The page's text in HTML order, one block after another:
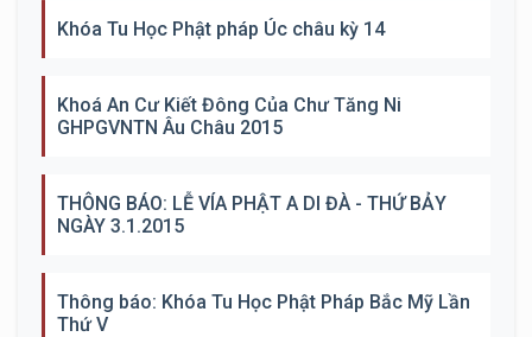
Khóa Tu Học Phật pháp Úc châu kỳ 14
Khoá An Cư Kiết Đông Của Chư Tăng Ni
GHPGVNTN Âu Châu 2015
THÔNG BÁO: LỄ VÍA PHẬT A DI ĐÀ - THỨ BẢY
NGÀY 3.1.2015
Thông báo: Khóa Tu Học Phật Pháp Bắc Mỹ Lần
Thứ V